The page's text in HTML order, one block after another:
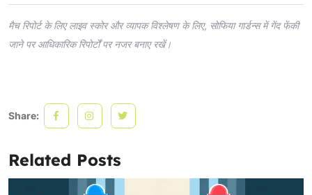
मैच रिपोर्ट के लिए लाइव स्कोर और व्यापक विश्लेषण के लिए, सोफिया गार्डन्स में गेंद फेंकी
जाने पर आधिकारिक रिपोर्टों पर नजर बनाए रखें।
Share:
Related Posts